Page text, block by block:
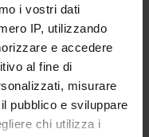
i vostri dati
IP, utilizzando
e accedere
al fine di
misurare
pubblico e sviluppare
chi utilizza i
criticism